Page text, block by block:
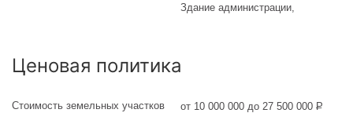
Здание администрации,
Ценовая политика
Стоимость земельных участков
от 10 000 000 до 27 500 000Р